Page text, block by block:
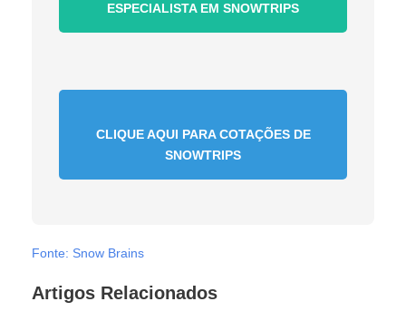
ESPECIALISTA EM SNOWTRIPS
CLIQUE AQUI PARA COTAÇÕES DE
SNOWTRIPS
Fonte: Snow Brains
Artigos Relacionados